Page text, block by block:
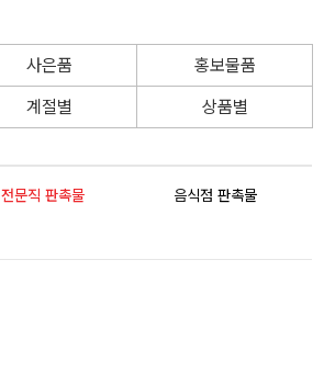
사은품
홍보물품
계절별 상품별
전문직 판촉물
음식점 판촉물